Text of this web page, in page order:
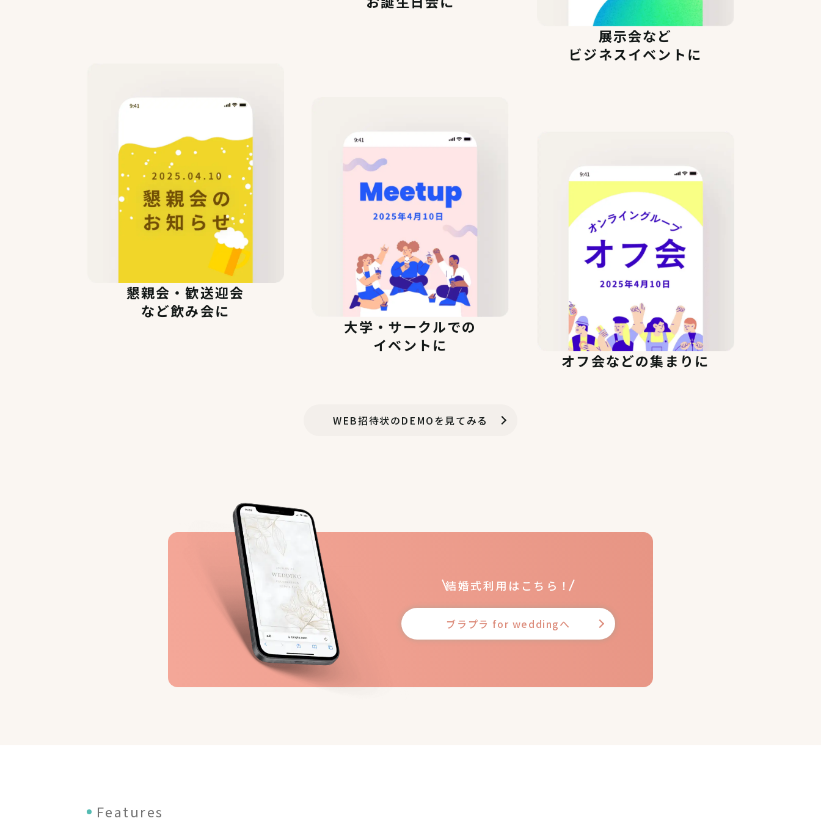
展示会など
ビジネスイベントに
懇親会・歓送迎会
など飲み会に
大学・サークルでの
イベントに
オフ会などの集まりに
WEB招待状のDEMOを見てみる
結婚式利用はこちら！
ブラプラ for weddingへ
Features